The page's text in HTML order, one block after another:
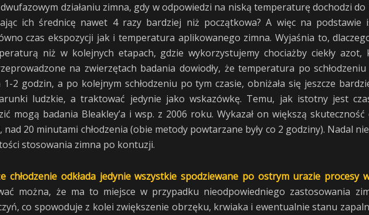
działaniu zimna, gdy w odpowiedzi na niską temperaturę dochodzi
ich średnicę nawet 4 razy bardziej niż początkowa? A więc na podstawie
czas ekspozycji jak i temperatura aplikowanego zimna. Wyjaśnia to,
niż w kolejnych etapach, gdzie wykorzystujemy chociażby ciekły
na zwierzętach badania dowiodły, że temperatura po
2 godzin, a po kolejnym schłodzeniu po tym czasie, obniżała się jeszcze
ludzkie, a traktować jedynie jako wskazówkę. Temu, jak istotny jest
mogą badania Bleakley’a i wsp. z 2006 roku. Wykazał on większą
20 minutami chłodzenia (obie metody powtarzane były co 2 godziny). Nadal
stosowania zimna po kontuzji.
chłodzenie odkłada jedynie wszystkie spodziewane po ostrym urazie procesy
można, że ma to miejsce w przypadku nieodpowiedniego zastosowania
co spowoduje z kolei zwiększenie obrzęku, krwiaka i ewentualnie stanu